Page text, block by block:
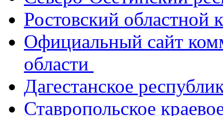
Ростовский
Официальный сайт
области
Дагестанское
Ставропольское